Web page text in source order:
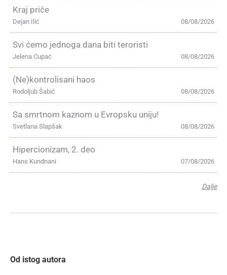
Kraj priče
08/08/2026
Dejan Ilić
Svi ćemo jednoga dana biti teroristi
08/08/2026
Jelena Cupać
(Ne)kontrolisani haos
08/08/2026
Rodoljub Šabić
Sa smrtnom kaznom u Evropsku uniju!
08/08/2026
Svetlana Slapšak
Hipercionizam, 2. deo
07/08/2026
Hans Kundnani
Dalje
Od istog autora